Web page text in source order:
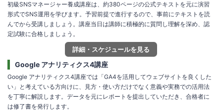
初級SNSマネージャー養成講座は、約380ページの公式テキストを元に演習
形式でSNS運用を学びます。予習前提で進行するので、事前にテキストを読
んでから受講しましょう。講座当日は講師に積極的に質問し理解を深め、認
定試験に合格しましょう。
詳細・スケジュールを見る
Google アナリティクス4講座
Google アナリティクス4講座では「GA4を活用してウェブサイトを良くした
い」と考えている方向けに、見方・使い方だけでなく意義や実務での活用法
を丁寧に解説します。データを元にレポートを提出していただき、合格者に
は修了書を発行します。